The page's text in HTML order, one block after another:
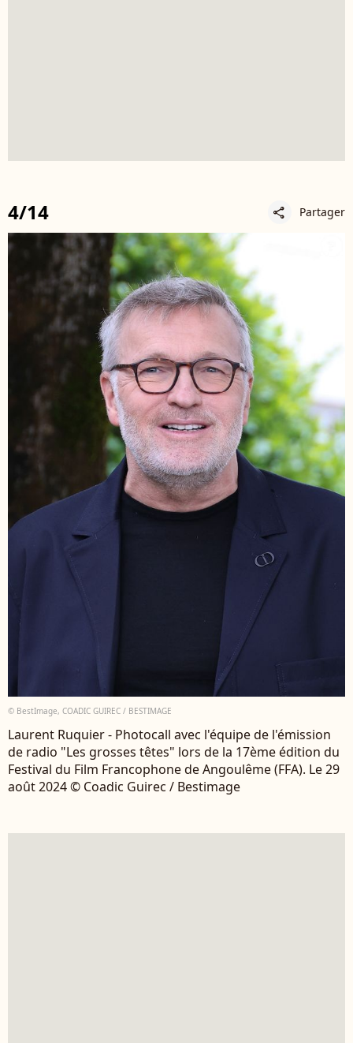
4/14 share Partager
© BestImage, COADIC GUIREC / BESTIMAGE
Laurent Ruquier - Photocall avec l'équipe de l'émission
de radio "Les grosses têtes" lors de la 17ème édition du
Festival du Film Francophone de Angoulême (FFA). Le 29
août 2024 © Coadic Guirec / Bestimage